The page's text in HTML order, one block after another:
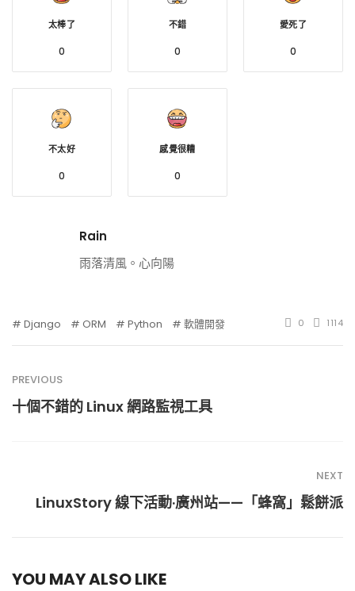
太棒了
0
不錯
0
愛死了
0
不太好
0
感覺很糟
0
Rain
雨落清風。心向陽
Django ORM Python 軟體開發 0 1114
PREVIOUS
十個不錯的 Linux 網路監視工具
NEXT
LinuxStory 線下活動·廣州站——「蜂窩」鬆餅派
YOU MAY ALSO LIKE